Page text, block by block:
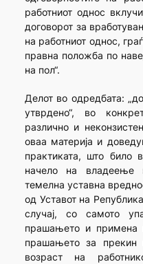
работниот однос
договорот за
на работниот однос,
правна положба по
на пол“.
Делот во одредбата:
утврдено“, во
различно и
оваа материја и
практиката, што било
начело на владеење
темелна уставна
од Уставот на
случај, со самото
прашањето и примена
прашањето за прекин
возраст на